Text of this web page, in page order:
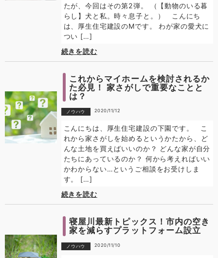
たが、今回はその第2弾。 （【動物のいる暮
らし】犬と私。時々息子と。） こんにち
は、厚生住宅建設のMです。 わが家の愛犬に
つい […]
続きを読む
これからマイホームを検討されるか
た必見！ 家さがしで重要なことと
は？
ノウハウ 2020/11/12
こんにちは、厚生住宅建設の下園です。 こ
れから家さがしを始めるというかたから、ど
んな土地を買えばいいのか？ どんな家が自分
たちにあっているのか？ 何から考えればいい
かわからない…というご相談をお受けしま
す。 […]
続きを読む
寝屋川最新トピックス！市内の空き
家を減らすプラットフォーム設立
ノウハウ 2020/11/10